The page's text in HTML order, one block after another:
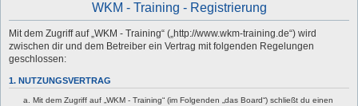
WKM - Training - Registrierung
Mit dem Zugriff auf „WKM - Training“ („http://www.wkm-training.de“) wird
zwischen dir und dem Betreiber ein Vertrag mit folgenden Regelungen
geschlossen:
1. NUTZUNGSVERTRAG
Mit dem Zugriff auf „WKM - Training“ (im Folgenden „das Board“) schließt du einen